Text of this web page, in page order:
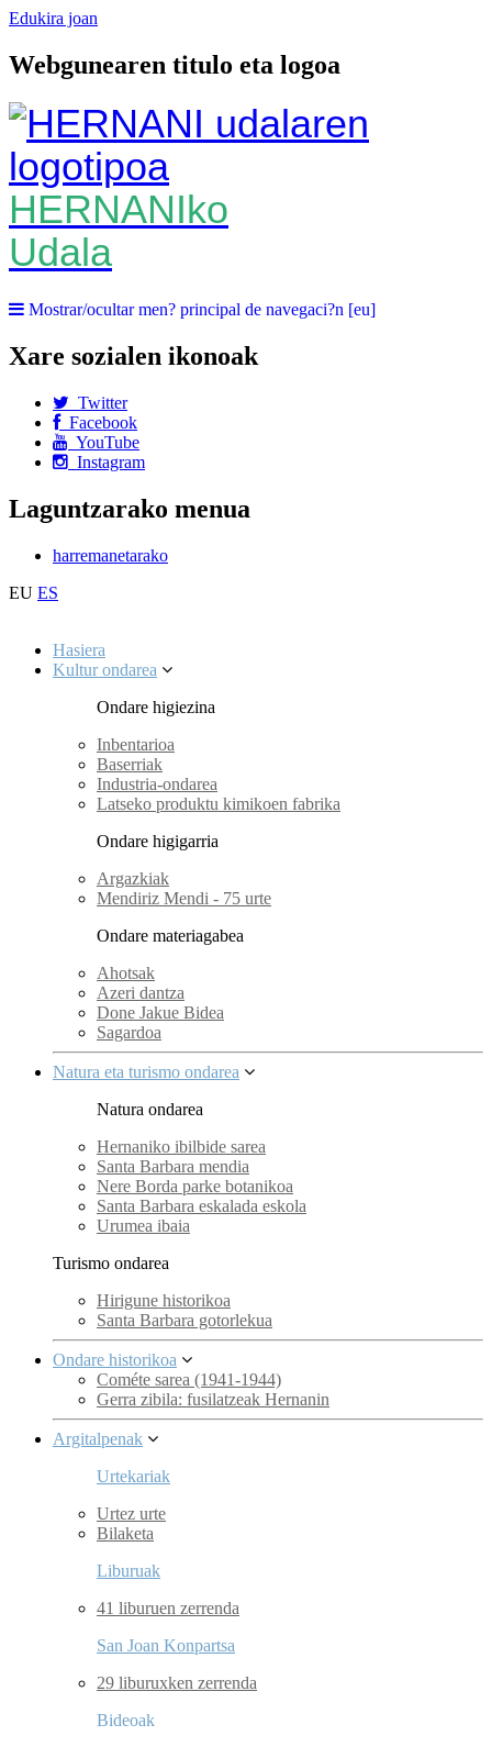
Edukira joan
Webgunearen titulo eta logoa
HERNANIko
Udala
Mostrar/ocultar men? principal de navegaci?n [eu]
Xare sozialen ikonoak
Twitter
Facebook
YouTube
Instagram
Laguntzarako menua
harremanetarako
EU ES
Hasiera
Kultur ondarea
Ondare higiezina
Inbentarioa
Baserriak
Industria-ondarea
Latseko produktu kimikoen fabrika
Ondare higigarria
Argazkiak
Mendiriz Mendi - 75 urte
Ondare materiagabea
Ahotsak
Azeri dantza
Done Jakue Bidea
Sagardoa
Natura eta turismo ondarea
Natura ondarea
Hernaniko ibilbide sarea
Santa Barbara mendia
Nere Borda parke botanikoa
Santa Barbara eskalada eskola
Urumea ibaia
Turismo ondarea
Hirigune historikoa
Santa Barbara gotorlekua
Ondare historikoa
Cométe sarea (1941-1944)
Gerra zibila: fusilatzeak Hernanin
Argitalpenak
Urtekariak
Urtez urte
Bilaketa
Liburuak
41 liburuen zerrenda
San Joan Konpartsa
29 liburuxken zerrenda
Bideoak